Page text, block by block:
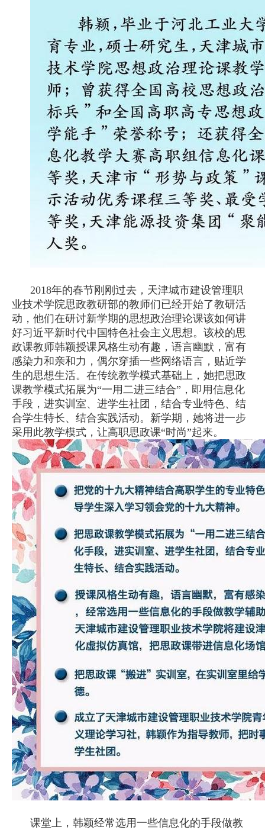
2018年的春节刚刚过去，天津城市建设管理职
业技术学院思政教研部的教师们已经开始了教研活
动，他们在研讨新学期的思想政治理论课该如何讲
好习近平新时代中国特色社会主义思想。该校的思
政课教师韩颖授课风格生动有趣，语言幽默，富有
感染力和亲和力，偶尔穿插一些网络语言，贴近学
生的思想生活。在传统教学模式基础上，她把思政
课教学模式拓展为“一用二进三结合”，即用信息化
手段，进实训室、进学生社团，结合专业特色、结
合学生特长、结合实践活动。新学期，她将进一步
采用此教学模式，让高职思政课“时尚”起来。
课堂上，韩颖经常选用一些信息化的手段做教